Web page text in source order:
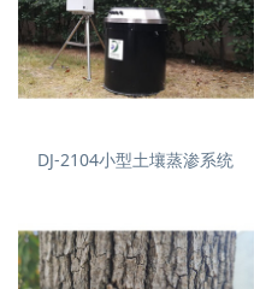
DJ-2104小型土壤蒸渗系统